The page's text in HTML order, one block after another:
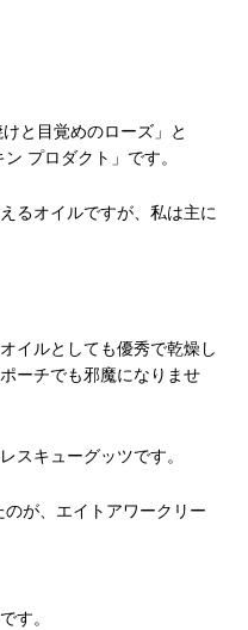
と目覚めのローズ」と
プロダクト」です。
るオイルですが、私は主に
イルとしても優秀で乾燥し
ーチでも邪魔になりませ
スキューグッツです。
が、エイトアワークリー
す。